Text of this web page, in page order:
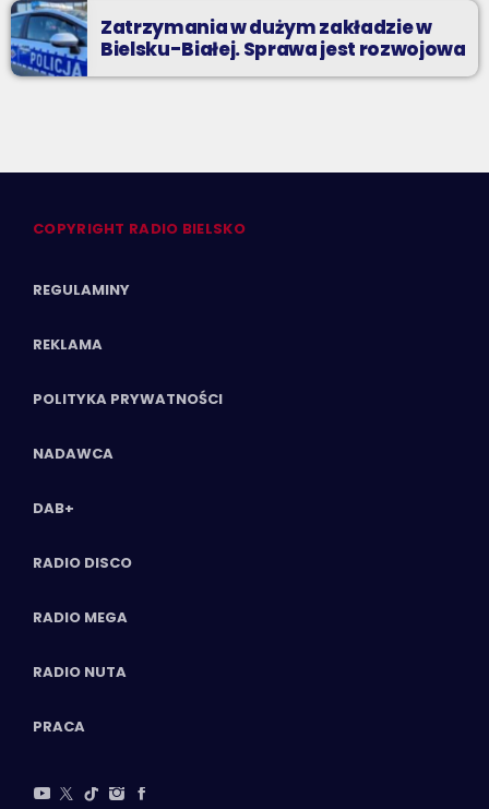
Zatrzymania w dużym zakładzie w
Bielsku-Białej. Sprawa jest rozwojowa
COPYRIGHT RADIO BIELSKO
REGULAMINY
REKLAMA
POLITYKA PRYWATNOŚCI
NADAWCA
DAB+
RADIO DISCO
RADIO MEGA
RADIO NUTA
PRACA